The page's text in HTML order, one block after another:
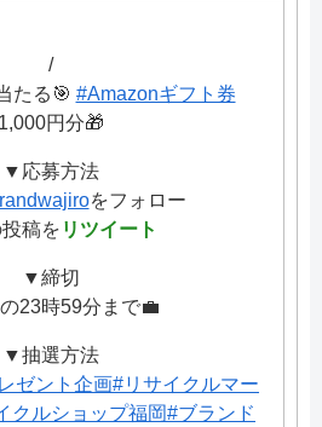
/
たる🎯 #Amazonギフト券
1,000円分🎁
▼応募方法
をフォロー
稿を リツイート
▼締切
23時59分まで💼
▼抽選方法
ゼント企画#リサイクルマー
クルショップ福岡#ブランド